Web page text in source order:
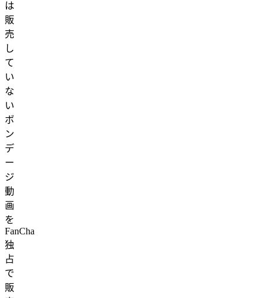
は
販
売
し
て
い
な
い
ボ
ン
デ
ー
ジ
動
画
を
FanCha
独
占
で
販